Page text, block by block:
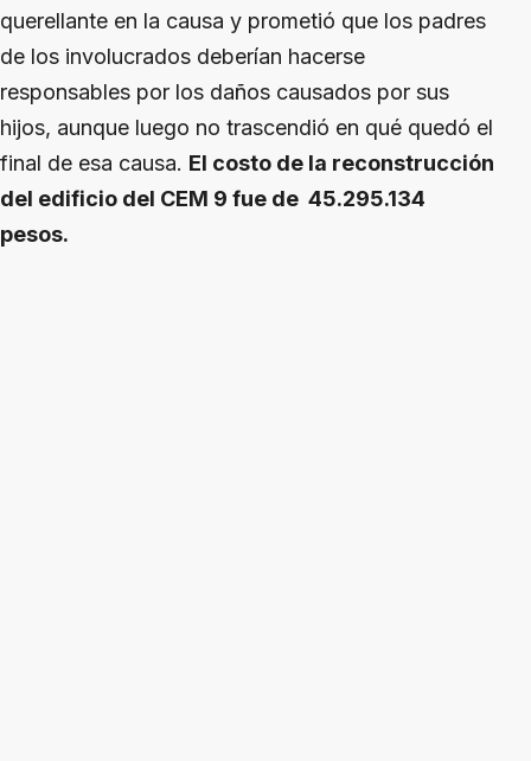
querellante en la causa y prometió que los padres
de los involucrados deberían hacerse
responsables por los daños causados por sus
hijos, aunque luego no trascendió en qué quedó el
final de esa causa. El costo de la reconstrucción
del edificio del CEM 9 fue de 45.295.134
pesos.